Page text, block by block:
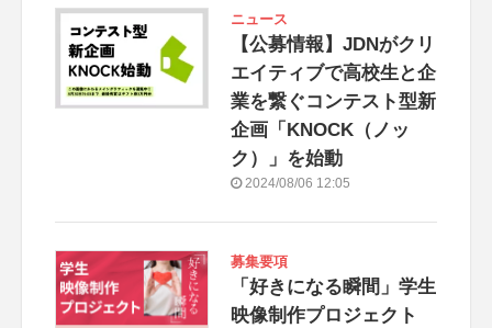
ニュース
【公募情報】JDNがクリ
エイティブで高校生と企
業を繋ぐコンテスト型新
企画「KNOCK（ノッ
ク）」を始動
2024/08/06 12:05
募集要項
「好きになる瞬間」学生
映像制作プロジェクト